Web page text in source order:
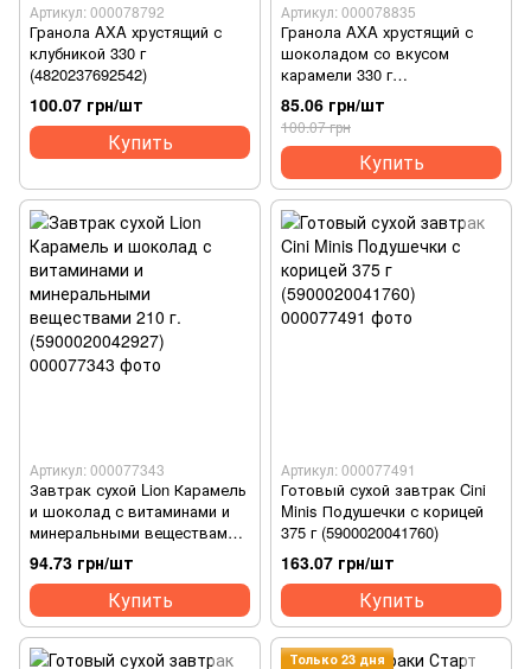
Артикул: 000078792
Гранола AXA хрустящий с
клубникой 330 г
(4820237692542)
100.07 грн/шт
Купить
Артикул: 000078835
Гранола AXA хрустящий с
шоколадом со вкусом
карамели 330 г
(4820237692603)
85.06 грн/шт
100.07 грн
Купить
Артикул: 000077343
Завтрак сухой Lion Карамель
и шоколад с витаминами и
минеральными веществами
210 г. (5900020042927)
94.73 грн/шт
Купить
Артикул: 000077491
Готовый сухой завтрак Cini
Minis Подушечки с корицей
375 г (5900020041760)
163.07 грн/шт
Купить
Только 23 дня